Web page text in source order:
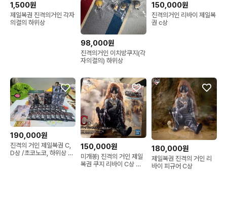
1,500원
제일복권 진격의거인 각자
의결의 하위상
98,000원
진격의거인 이치방쿠지(각
자의결의) 하위상
150,000원
진격의거인 리바이 제일복
권 c상
190,000원
진격의 거인 제일복권 C,
D상 /초코노코, 하위상 일
150,000원
미개봉) 진격의 거인 제일
복권 쿠지 리바이 C상 판
180,000원
제일복권 진격의 거인 리
바이 피규어 C상